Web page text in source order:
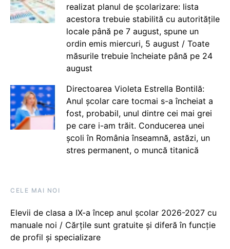
realizat planul de școlarizare: lista
acestora trebuie stabilită cu autoritățile
locale până pe 7 august, spune un
ordin emis miercuri, 5 august / Toate
măsurile trebuie încheiate până pe 24
august
Directoarea Violeta Estrella Bontilă:
Anul școlar care tocmai s-a încheiat a
fost, probabil, unul dintre cei mai grei
pe care i-am trăit. Conducerea unei
școli în România înseamnă, astăzi, un
stres permanent, o muncă titanică
CELE MAI NOI
Elevii de clasa a IX-a încep anul școlar 2026-2027 cu
manuale noi / Cărțile sunt gratuite și diferă în funcție
de profil și specializare